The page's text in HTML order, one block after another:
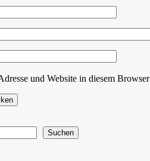
und Website in diesem
Suchen